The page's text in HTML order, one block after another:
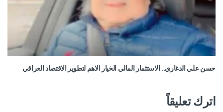
حسن علي الدغاري.. الاستثمار المالي الخيار الاهم لتطوير الاقتصاد العراقي
اترك تعليقاً